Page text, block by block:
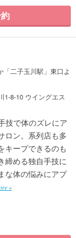
二子玉川駅」東口よ
1-8-10 ウイングエス
技で体のズレにア
ロン。系列店も多
キープできるのも
締める独自手技に
な体の悩みにアプ
»